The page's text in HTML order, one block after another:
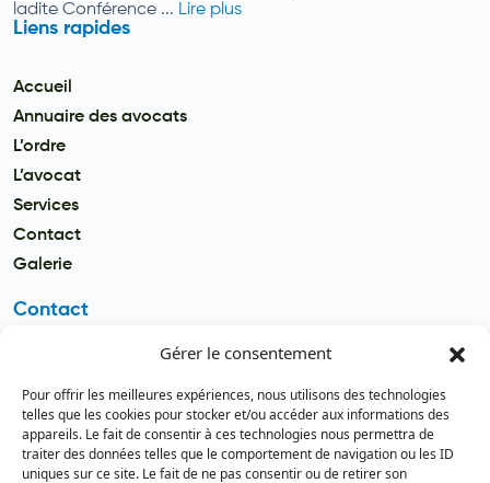
Gérer le consentement
Pour offrir les meilleures expériences, nous utilisons des technologies
telles que les cookies pour stocker et/ou accéder aux informations des
appareils. Le fait de consentir à ces technologies nous permettra de
traiter des données telles que le comportement de navigation ou les ID
uniques sur ce site. Le fait de ne pas consentir ou de retirer son
ladite Conférence ... Lire plus
Liens rapides
Accueil
Annuaire des avocats
L’ordre
L’avocat
Services
Contact
Galerie
Contact
secretariat.batonnier@barreau
dutogo.tg
Téléphone
(+228) 22 22 08 82 / 93 99 09 35